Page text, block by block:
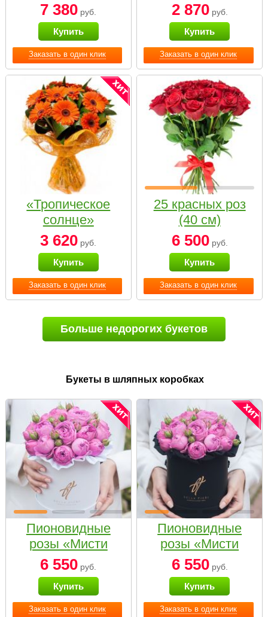
Заказать в один клик
7 380 руб.
Купить
Заказать в один клик
2 870руб.
Купить
Заказать в один клик
«Тропическое
солнце»
3 620 руб.
Купить
Заказать в один клик
25 красных роз
(40 см)
6 500руб.
Купить
Больше недорогих букетов
Букеты в шляпных коробках
Заказать в один клик
Пионовидные
розы «Мисти
бабблс» в белой
коробке Small
6 550 руб.
Купить
Заказать в один клик
Пионовидные
розы «Мисти
бабблс» в
черной коробке
Small
6 550руб.
Купить